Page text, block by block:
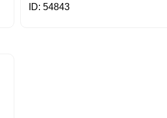
ID: 54843